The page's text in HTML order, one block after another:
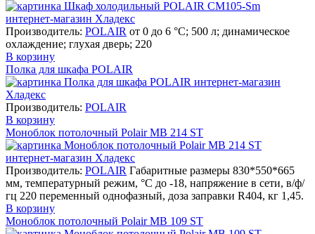
Производитель: POLAIR от 0 до 6 °C; 500 л; динамическое
охлаждение; глухая дверь; 220
В корзину
Полка для шкафа POLAIR
Производитель: POLAIR
В корзину
Моноблок потолочный Polair MB 214 ST
Производитель: POLAIR Габаритные размеры 830*550*665
мм, температурный режим, °С до -18, напряжение в сети, в/ф/
гц 220 переменный однофазный, доза заправки R404, кг 1,45.
В корзину
Моноблок потолочный Polair MB 109 ST